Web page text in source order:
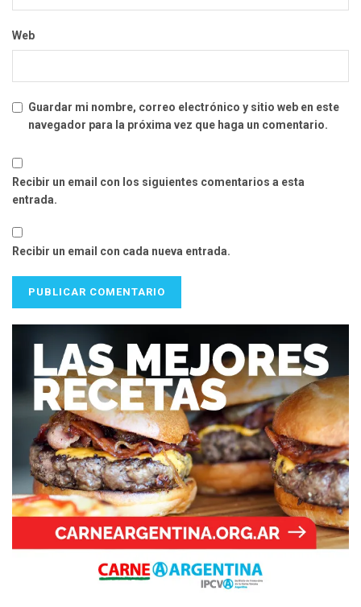
Web
Guardar mi nombre, correo electrónico y sitio web en este
navegador para la próxima vez que haga un comentario.
Recibir un email con los siguientes comentarios a esta
entrada.
Recibir un email con cada nueva entrada.